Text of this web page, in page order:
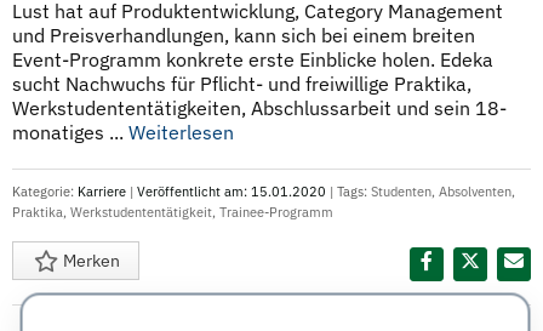
Lust hat auf Produktentwicklung, Category Management
und Preisverhandlungen, kann sich bei einem breiten
Event-Programm konkrete erste Einblicke holen. Edeka
sucht Nachwuchs für Pflicht- und freiwillige Praktika,
Werkstudententätigkeiten, Abschlussarbeit und sein 18-
monatiges ... Weiterlesen
Kategorie: Karriere | Veröffentlicht am: 15.01.2020 | Tags: Studenten, Absolventen,
Praktika, Werkstudententätigkeit, Trainee-Programm
Merken